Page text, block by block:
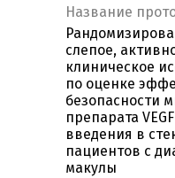
Название
слепое,
клиническое
по оценке
безопасности
препарата
введения в
пациентов с
макулы